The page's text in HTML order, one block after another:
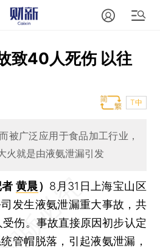
致40人死伤 以往
T中
被广泛应用于食品加工行业，
火就是由液氨泄漏引发
黄晨） 8月31日上海宝山区
发生液氨泄漏重大事故，共
伤。事故直接原因初步认定
管帽脱落，引起液氨泄漏，